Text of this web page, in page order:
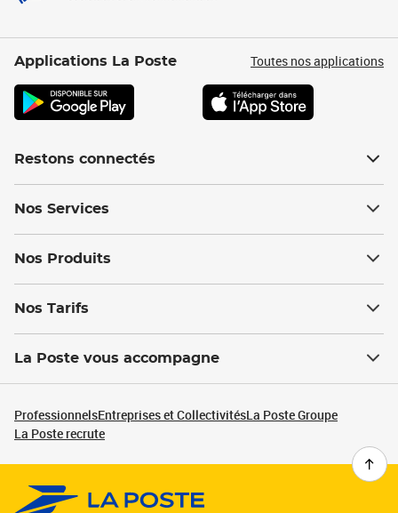
Applications La Poste Toutes nos applications
Restons connectés
Nos Services
Nos Produits
Nos Tarifs
La Poste vous accompagne
ProfessionnelsEntreprises et CollectivitésLa Poste Groupe
La Poste recrute